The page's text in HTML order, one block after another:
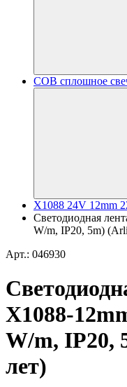
COB сплошное
X1088 24V 12mm
Светодиодная
W/m, IP20, 5m)
Арт.: 046930
X1088-
W/m, IP20,
лет)